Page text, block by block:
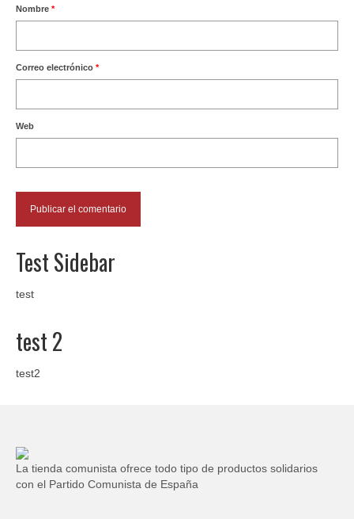
Nombre *
Correo electrónico *
Web
Test Sidebar
test
test 2
test2
La tienda comunista ofrece todo tipo de productos solidarios
con el Partido Comunista de España